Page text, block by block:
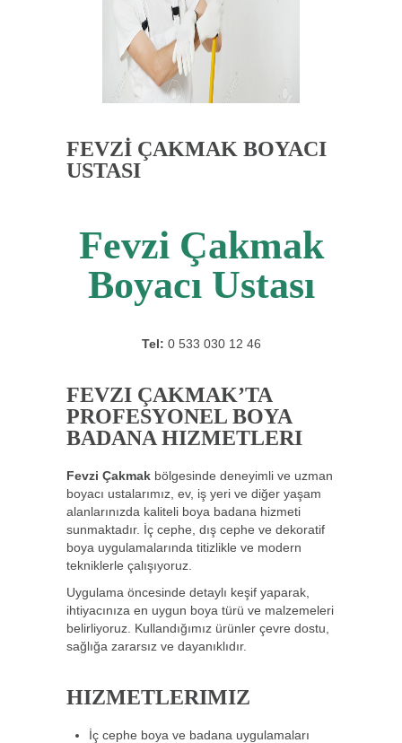
FEVZİ ÇAKMAK BOYACI
USTASI
Fevzi Çakmak
Boyacı Ustası
Tel: 0 533 030 12 46
FEVZI ÇAKMAK’TA
PROFESYONEL BOYA
BADANA HIZMETLERI
Fevzi Çakmak bölgesinde deneyimli ve uzman
boyacı ustalarımız, ev, iş yeri ve diğer yaşam
alanlarınızda kaliteli boya badana hizmeti
sunmaktadır. İç cephe, dış cephe ve dekoratif
boya uygulamalarında titizlikle ve modern
tekniklerle çalışıyoruz.
Uygulama öncesinde detaylı keşif yaparak,
ihtiyacınıza en uygun boya türü ve malzemeleri
belirliyoruz. Kullandığımız ürünler çevre dostu,
sağlığa zararsız ve dayanıklıdır.
HIZMETLERIMIZ
İç cephe boya ve badana uygulamaları